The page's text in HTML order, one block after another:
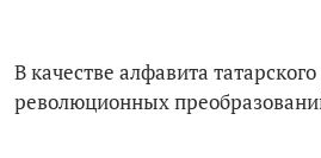
В качестве алфавита
революционных